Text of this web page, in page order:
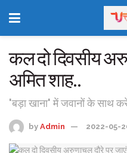
कल दो दिवसीय
अमित शाह..
'बड़ा खाना' में जवानों के साथ
by Admin 2022-05-